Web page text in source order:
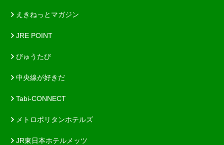
えきねっとマガジン
JRE POINT
びゅうたび
中央線が好きだ
Tabi-CONNECT
メトロポリタンホテルズ
JR東日本ホテルメッツ